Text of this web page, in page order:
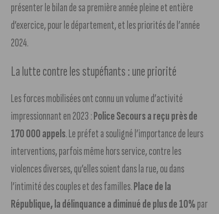
présenter le bilan de sa première année pleine et entière
d’exercice, pour le département, et les priorités de l’année
2024.
La lutte contre les stupéfiants : une priorité
Les forces mobilisées ont connu un volume d’activité
impressionnant en 2023 :Police Secours a reçu près de
170 000 appels. Le préfet a souligné l’importance de leurs
interventions, parfois même hors service, contre les
violences diverses, qu’elles soient dans la rue, ou dans
l’intimité des couples et des familles.Place de la
République, la délinquance a diminué de plus de 10%par